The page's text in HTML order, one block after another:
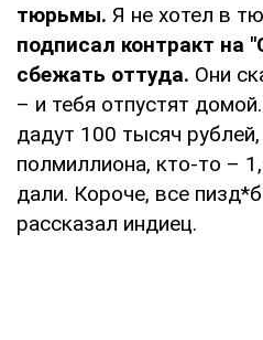
тюрьмы. Я не хотел в
подписал контракт на
сбежать оттуда. Они
– и тебя отпустят
дадут 100 тысяч
полмиллиона, кто-то –
дали. Короче, все
рассказал индиец.